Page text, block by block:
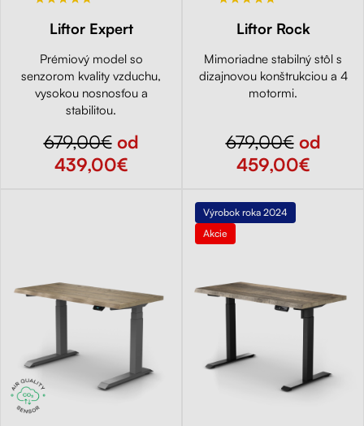
Liftor Expert
Prémiový model so
senzorom kvality vzduchu,
vysokou nosnosťou a
stabilitou.
679,00€od
439,00€
Liftor Rock
Mimoriadne stabilný stôl s
dizajnovou konštrukciou a 4
motormi.
679,00€od
459,00€
Výrobok roka 2024
Akcie